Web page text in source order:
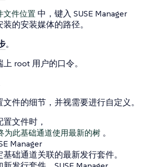
文件位置 中，键入 SUSE Manager
的安装媒体的路径。
。
root 用户的口令。
件的细节，并视需要进行自定义。
文件时，
为此基础通道使用最新的树 。
Manager
础通道关联的最新发行套件。